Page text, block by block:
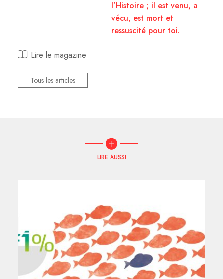
l’Histoire ; il est venu, a
vécu, est mort et
ressuscité pour toi.
Lire le magazine
Tous les articles
LIRE AUSSI